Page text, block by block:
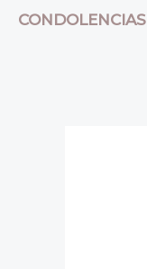
CONDOLENCIAS